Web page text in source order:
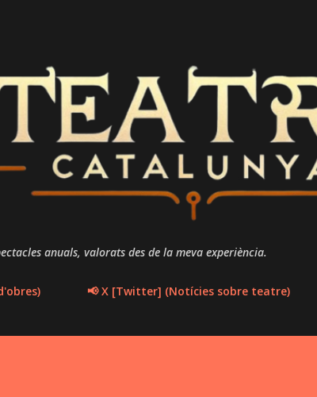
anuals, valorats des de la meva experiència.
📢 X [Twitter] (Notícies sobre teatre)